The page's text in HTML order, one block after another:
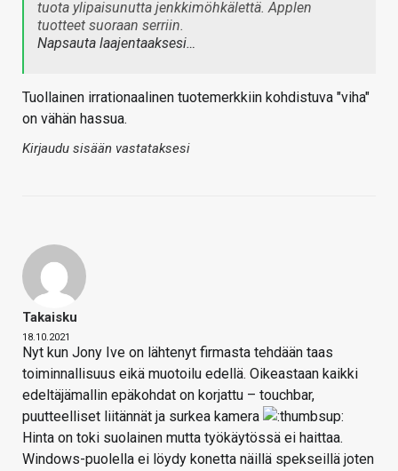
tuota ylipaisunutta jenkkimöhkälettä. Applen
tuotteet suoraan serriin.
Napsauta laajentaaksesi…
Tuollainen irrationaalinen tuotemerkkiin kohdistuva "viha"
on vähän hassua.
Kirjaudu sisään vastataksesi
Takaisku
18.10.2021
Nyt kun Jony Ive on lähtenyt firmasta tehdään taas
toiminnallisuus eikä muotoilu edellä. Oikeastaan kaikki
edeltäjämallin epäkohdat on korjattu – touchbar,
puutteelliset liitännät ja surkea kamera
Hinta on toki suolainen mutta työkäytössä ei haittaa.
Windows-puolella ei löydy konetta näillä spekseillä joten